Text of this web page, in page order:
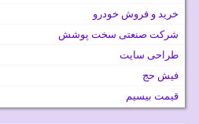
خرید و فروش خودرو
شرکت صنعتی سخت پوشش
طراحی سایت
فیش حج
قیمت بیسیم